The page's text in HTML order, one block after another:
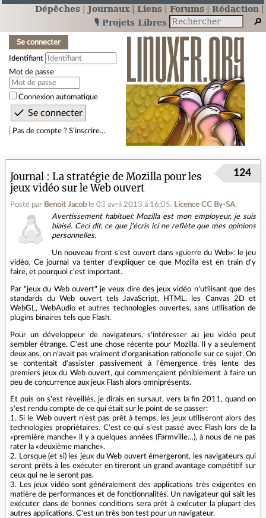
Dépêches Journaux Liens Forums
Rédaction
🎙️ Projets Libres
Se connecter
Identifiant
Mot de passe
Connexion automatique
Pas de compte ? S’inscrire…
Journal
La stratégie de Mozilla pour les
jeux vidéo sur le Web ouvert
Posté par Benoit Jacob le 03 avril 2013 à 16:05. Licence CC By‑SA.
124
Avertissement habituel: Mozilla est mon employeur, je suis
biaisé. Ceci dit, ce que j'écris ici ne reflète que mes opinions
personnelles.
Un nouveau front s'est ouvert dans «guerre du Web»: le jeu
vidéo. Ce journal va tenter d'expliquer ce que Mozilla est en train d'y
faire, et pourquoi c'est important.
Par "jeux du Web ouvert" je veux dire des jeux vidéo n'utilisant que des
standards du Web ouvert tels JavaScript, HTML, les Canvas 2D et
WebGL, WebAudio et autres technologies ouvertes, sans utilisation de
plugins binaires tels que Flash.
Pour un développeur de navigateurs, s'intéresser au jeu vidéo peut
sembler étrange. C'est une chose récente pour Mozilla. Il y a seulement
deux ans, on n'avait pas vraiment d'organisation rationelle sur ce sujet. On
se contentait d'assister passivement à l'émergence très lente des
premiers jeux du Web ouvert, qui commençaient péniblement à faire un
peu de concurrence aux jeux Flash alors omniprésents.
Et puis on s'est réveillés, je dirais en sursaut, vers la fin 2011, quand on
s'est rendu compte de ce qui était sur le point de se passer:
1. Si le Web ouvert n'est pas prêt à temps, les jeux utiliseront alors des
technologies propriétaires. C'est ce qui s'est passé avec Flash lors de la
«première manche» il y a quelques années (Farmville…), à nous de ne pas
rater la «deuxième manche».
2. Lorsque (et si) les jeux du Web ouvert émergeront, les navigateurs qui
seront prêts à les exécuter en tireront un grand avantage compétitif sur
ceux qui ne le seront pas.
3. Les jeux vidéo sont généralement des applications très exigentes en
matière de performances et de fonctionnalités. Un navigateur qui sait les
exécuter dans de bonnes conditions sera prêt à exécuter la plupart des
autres applications. C'est un très bon test pour un navigateur.